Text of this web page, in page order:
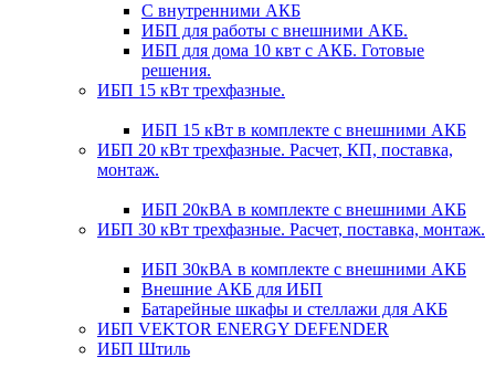
С внутренними АКБ
ИБП для работы с внешними АКБ.
ИБП для дома 10 квт с АКБ. Готовые
решения.
ИБП 15 кВт трехфазные.
ИБП 15 кВт в комплекте с внешними АКБ
ИБП 20 кВт трехфазные. Расчет, КП, поставка,
монтаж.
ИБП 20кВА в комплекте с внешними АКБ
ИБП 30 кВт трехфазные. Расчет, поставка, монтаж.
ИБП 30кВА в комплекте с внешними АКБ
Внешние АКБ для ИБП
Батарейные шкафы и стеллажи для АКБ
ИБП VEKTOR ENERGY DEFENDER
ИБП Штиль